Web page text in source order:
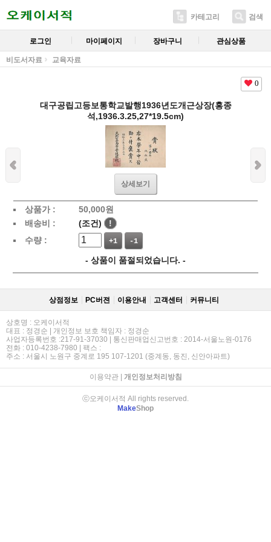
카테고리 검색
로그인 마이페이지 장바구니 관심상품
비도서자료 교육자료
0
대구공립고등보통학교발행1936년도개근상장(홍종
석,1936.3.25,27*19.5cm)
상세보기
상품가 : 50,000원
배송비 :
(조건)
!
수량 :
+1 -1
- 상품이 품절되었습니다. -
상점정보 PC버젼 이용안내 고객센터 커뮤니티
상호명 : 오케이서적
대표 : 정경순 | 개인정보 보호 책임자 : 정경순
사업자등록번호 :217-91-37030 | 통신판매업신고번호 : 2014-서울노원-0176
전화 : 010-4238-7980 | 팩스 :
주소 : 서울시 노원구 중계로 195 107-1201 (중계동, 동진, 신안아파트)
이용약관| 개인정보처리방침
ⓒ오케이서적 All rights reserved.
MakeShop